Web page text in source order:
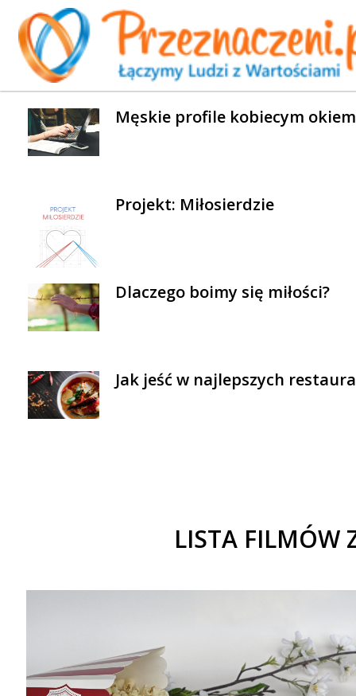
WYBRANE AKTUALNOŚCI
Męskie profile kobiecym okiem
Projekt: Miłosierdzie
Dlaczego boimy się miłości?
Jak jeść w najlepszych
LISTA FILMÓW